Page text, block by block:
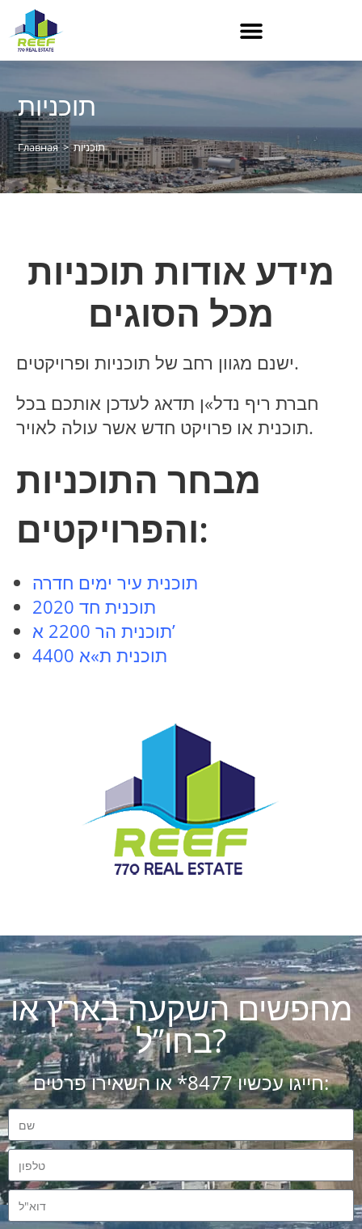
תוכניות
Главная > תוכניות
מידע אודות תוכניות
מכל הסוגים
ישנם מגוון רחב של תוכניות ופרויקטים.
חברת ריף נדל»ן תדאג לעדכן אותכם בכל
תוכנית או פרויקט חדש אשר עולה לאויר.
מבחר התוכניות
והפרויקטים:
תוכנית עיר ימים חדרה
תוכנית חד 2020
תוכנית הר 2200 א’
תוכנית ת»א 4400
מחפשים השקעה בארץ או
בחו”ל?
חייגו עכשיו 8477* או השאירו פרטים: